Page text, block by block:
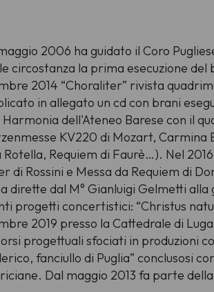
2006 ha guidato il Coro
circostanza la prima esecuzione
2014 “Choraliter” rivista
in allegato un cd con brani
dell'Ateneo Barese con il
KV220 di Mozart,
Rotella, Requiem di Faurè…). Nel
di Rossini e Messa da Requiem di
dirette dal M° Gianluigi Gelmetti
progetti concertistici: “Christus
2019 presso la Cattedrale di
progettuali sfociati in produzioni
fanciullo di Puglia” conclusosi
Dal maggio 2013 fa parte